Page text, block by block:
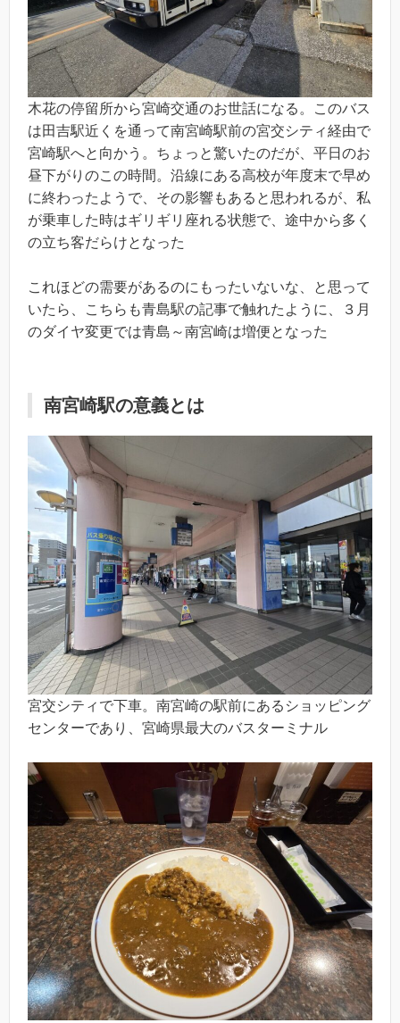
木花の停留所から宮崎交通のお世話になる。このバス
は田吉駅近くを通って南宮崎駅前の宮交シティ経由で
宮崎駅へと向かう。ちょっと驚いたのだが、平日のお
昼下がりのこの時間。沿線にある高校が年度末で早め
に終わったようで、その影響もあると思われるが、私
が乗車した時はギリギリ座れる状態で、途中から多く
の立ち客だらけとなった
これほどの需要があるのにもったいないな、と思って
いたら、こちらも青島駅の記事で触れたように、３月
のダイヤ変更では青島～南宮崎は増便となった
南宮崎駅の意義とは
宮交シティで下車。南宮崎の駅前にあるショッピング
センターであり、宮崎県最大のバスターミナル